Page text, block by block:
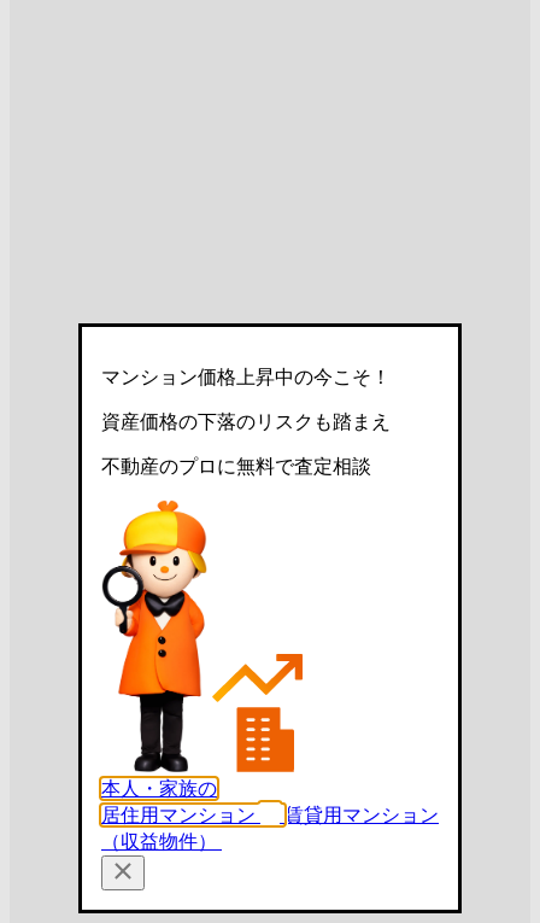
マンション価格上昇中の今こそ！
資産価格の下落のリスクも踏まえ
不動産のプロに無料で査定相談
本人・家族の
居住用マンション
賃貸用マンション
（収益物件）